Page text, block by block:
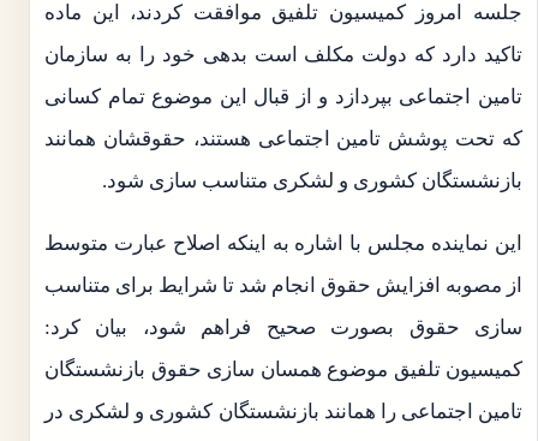
جلسه امروز کمیسیون تلفیق موافقت کردند، این ماده
تاکید دارد که دولت مکلف است بدهی خود را به سازمان
تامین اجتماعی بپردازد و از قبال این موضوع تمام کسانی
که تحت پوشش تامین اجتماعی هستند، حقوقشان همانند
بازنشستگان کشوری و لشکری متناسب سازی شود.
این نماینده مجلس با اشاره به اینکه اصلاح عبارت متوسط
از مصوبه افزایش حقوق انجام شد تا شرایط برای متناسب
سازی حقوق بصورت صحیح فراهم شود، بیان کرد:
کمیسیون تلفیق موضوع همسان سازی حقوق بازنشستگان
تامین اجتماعی را همانند بازنشستگان کشوری و لشکری در